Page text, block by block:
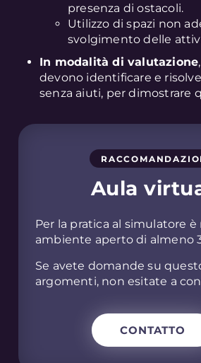
Aula
Per la pratica al simulatore è
ambiente aperto di almeno
Se avete domande su
argomenti, non esitate a
CONTATTO
presenza di ostacoli.
Utilizzo di spazi non
svolgimento delle
In modalità di valutazione
devono identificare e
senza aiuti, per dimostrare